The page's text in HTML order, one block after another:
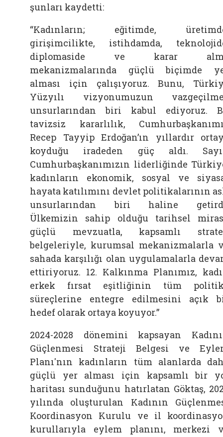
şunları kaydetti:
“Kadınların; eğitimde,
girişimcilikte, istihdamda,
diplomaside ve karar
mekanizmalarında güçlü biçimde
alması için çalışıyoruz. Bunu,
Yüzyılı vizyonumuzun
unsurlarından biri kabul ediyoruz.
tavizsiz kararlılık,
Recep Tayyip Erdoğan’ın yıllardır
koyduğu iradeden güç aldı.
Cumhurbaşkanımızın liderliğinde
kadınların ekonomik, sosyal ve
hayata katılımını devlet politikalarının
unsurlarından biri haline
Ülkemizin sahip olduğu tarihsel
güçlü mevzuatla, kapsamlı
belgeleriyle, kurumsal mekanizmalarla
sahada karşılığı olan uygulamalarla
ettiriyoruz. 12. Kalkınma Planımız,
erkek fırsat eşitliğinin tüm
süreçlerine entegre edilmesini açık
hedef olarak ortaya koyuyor.”
2024-2028 dönemini kapsayan
Güçlenmesi Strateji Belgesi ve
Planı'nın kadınların tüm alanlarda
güçlü yer alması için kapsamlı bir
haritası sunduğunu hatırlatan Göktaş,
yılında oluşturulan Kadının
Koordinasyon Kurulu ve il
kurullarıyla eylem planını, merkezi